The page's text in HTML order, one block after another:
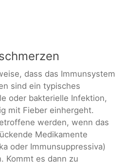
dass das Immunsystem
sind ein typisches
oder bakterielle Infektion,
mit Fieber einhergeht.
werden, wenn das
Medikamente
oder Immunsuppressiva)
Kommt es dann zu